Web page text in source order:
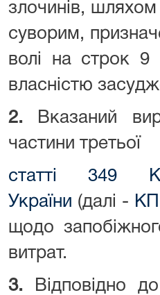
злочинів,
суворим,
волі на строк 9
власністю
2.
Вказаний
частини третьої
статті 349
України (далі -
щодо
витрат.
3.
Відповідно